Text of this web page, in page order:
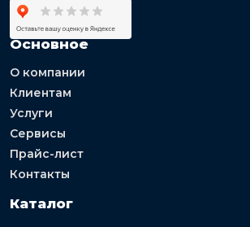
Основное
О компании
Клиентам
Услуги
Сервисы
Прайс-лист
Контакты
Каталог